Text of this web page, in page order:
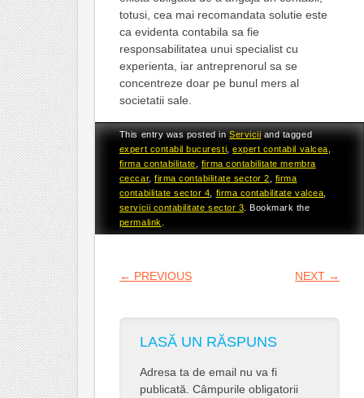
totusi, cea mai recomandata solutie este
ca evidenta contabila sa fie
responsabilitatea unui specialist cu
experienta, iar antreprenorul sa se
concentreze doar pe bunul mers al
societatii sale.
This entry was posted inServiciiand tagged
expert contabil bucuresti ,expert contabil valcea
firma contabilitate
firma contabilitate membra
ceccar,firma contabilitate sector 2
firma
contabilitate sector 4
firma contabilitate valcea
servicii contabilitate sector 3 . Bookmark the
permalink
POST NAVIGATION
← PREVIOUS NEXT →
LASĂ UN RĂSPUNS
Adresa ta de email nu va fi
publicată. Câmpurile obligatorii